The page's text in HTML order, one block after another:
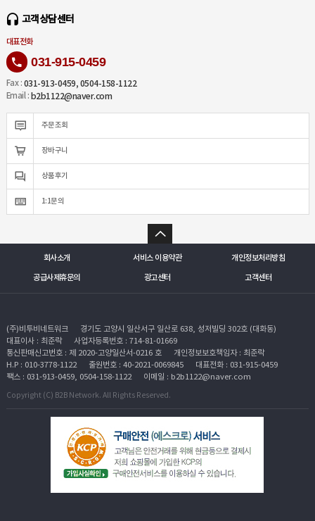
고객상담센터
대표전화
031-915-0459
Fax : 031-913-0459, 0504-158-1122
Email : b2b1122@naver.com
주문조회
장바구니
상품후기
1:1문의
회사소개 서비스 이용약관 개인정보처리방침
공급사제휴문의 광고센터 고객센터
(주)비투비네트워크
경기도 고양시 일산서구 일산로 638, 성저빌딩 302호 (대화동)
대표이사 : 최준락
사업자등록번호 : 714-81-01669
통신판매신고번호 : 제 2020-고양일산서-0216 호
개인정보보호책임자 : 최준락
H.P : 010-3778-1122
출원번호 : 40-2021-0069845
대표전화 : 031-915-0459
팩스 : 031-913-0459, 0504-158-1122
이메일 : b2b1122@naver.com
Copyright (C) B2B Network. All Rights Reserved.